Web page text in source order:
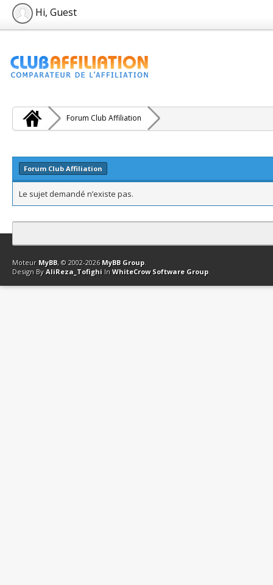
Hi, Guest
Forum Club Affiliation
Forum Club Affiliation
Le sujet demandé n’existe pas.
Contact Club Affiliation Retourner en haut Version bas-débit
Moteur MyBB, © 2002-2026 MyBB Group.
Design By AliReza_Tofighi In WhiteCrow Software Group.